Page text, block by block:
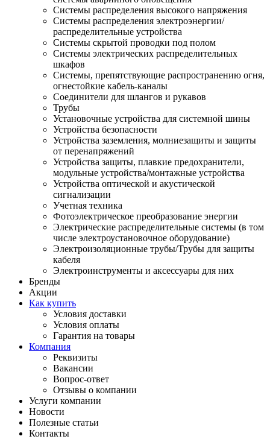
Системы распределения высокого напряжения
Системы распределения электроэнергии/
распределительные устройства
Системы скрытой проводки под полом
Системы электрических распределительных
шкафов
Системы, препятствующие распространению огня,
огнестойкие кабель-каналы
Соединители для шлангов и рукавов
Трубы
Установочные устройства для системной шины
Устройства безопасности
Устройства заземления, молниезащиты и защиты
от перенапряжений
Устройства защиты, плавкие предохранители,
модульные устройства/монтажные устройства
Устройства оптической и акустической
сигнализации
Учетная техника
Фотоэлектрическое преобразование энергии
Электрические распределительные системы (в том
числе электроустановочное оборудование)
Электроизоляционные трубы/Трубы для защиты
кабеля
Электроинструменты и аксессуары для них
Бренды
Акции
Как купить
Условия доставки
Условия оплаты
Гарантия на товары
Компания
Реквизиты
Вакансии
Вопрос-ответ
Отзывы о компании
Услуги компании
Новости
Полезные статьи
Контакты